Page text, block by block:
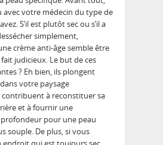
avec votre médecin du type de
S’il est plutôt sec ou s’il a
simplement,
crème anti-âge semble être
judicieux. Le but de ces
? Eh bien, ils plongent
votre paysage
à reconstituer sa
et à fournir une
pour une peau
souple. De plus, si vous